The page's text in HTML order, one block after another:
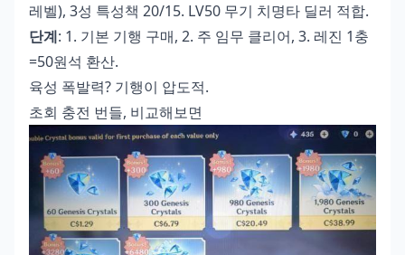
레벨), 3성 특성책 20/15. LV50 무기 치명타 딜러 적합.
단계: 1. 기본 기행 구매, 2. 주 임무 클리어, 3. 레진 1충
=50원석 환산.
육성 폭발력? 기행이 압도적.
초회 충전 번들, 비교해보면